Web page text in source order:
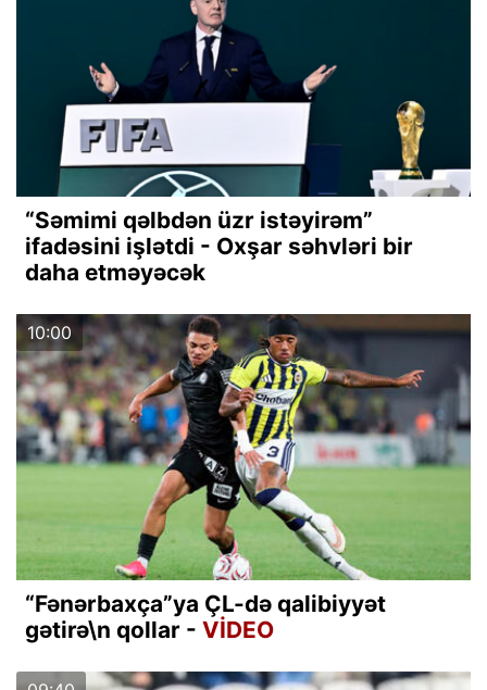
“Səmimi qəlbdən üzr istəyirəm”
ifadəsini işlətdi - Oxşar səhvləri bir
daha etməyəcək
10:00
“Fənərbaxça”ya ÇL-də qalibiyyət
gətirə\n qollar - VİDEO